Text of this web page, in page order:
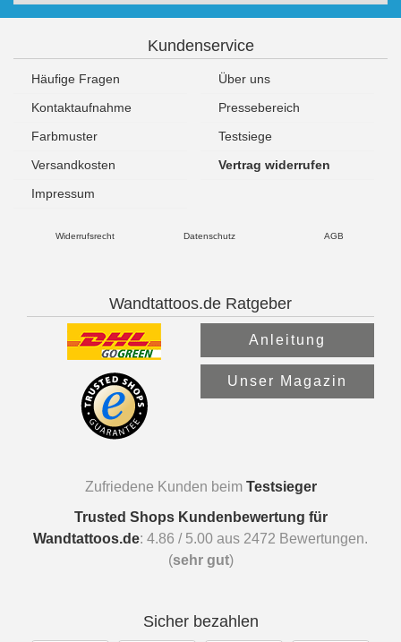
Kundenservice
Häufige Fragen
Über uns
Kontaktaufnahme
Pressebereich
Farbmuster
Testsiege
Versandkosten
Vertrag widerrufen
Impressum
Widerrufsrecht Datenschutz AGB
Wandtattoos.de Ratgeber
Anleitung
Unser Magazin
Zufriedene Kunden beim Testsieger
Trusted Shops Kundenbewertung für
Wandtattoos.de: 4.86 / 5.00 aus 2472 Bewertungen.
(sehr gut)
Sicher bezahlen